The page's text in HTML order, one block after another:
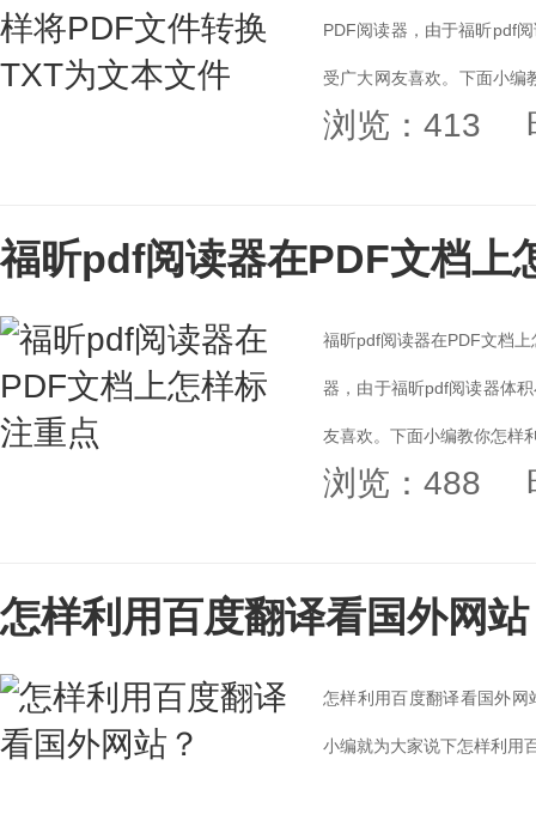
PDF阅读器，由于福昕pdf
受广大网友喜欢。下面小编
本文件...
浏览：413
福昕pdf阅读器在PDF文档上
福昕pdf阅读器在PDF文档
器，由于福昕pdf阅读器体
友喜欢。下面小编教你怎样
浏览：488
怎样利用百度翻译看国外网
怎样利用百度翻译看国外
小编就为大家说下怎样利用